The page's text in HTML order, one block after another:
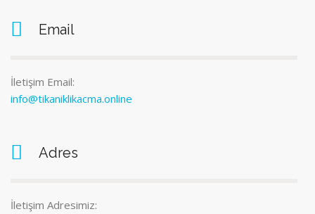
Email
İletişim Email:
info@tikaniklikacma.online
Adres
İletişim Adresimiz: